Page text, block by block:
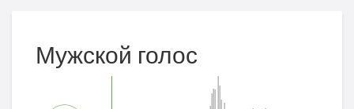
Мужской голос